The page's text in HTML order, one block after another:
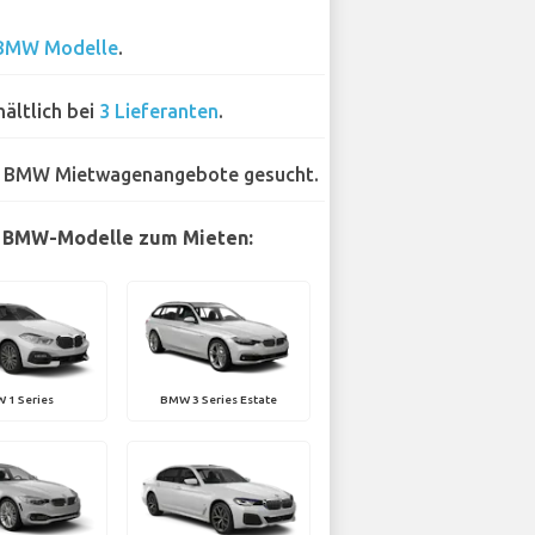
Modelle.
bei 3 Lieferanten.
BMW Mietwagenangebote gesucht.
Modelle zum Mieten:
1 Series BMW 3 Series Estate